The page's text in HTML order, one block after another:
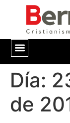
Día:
de